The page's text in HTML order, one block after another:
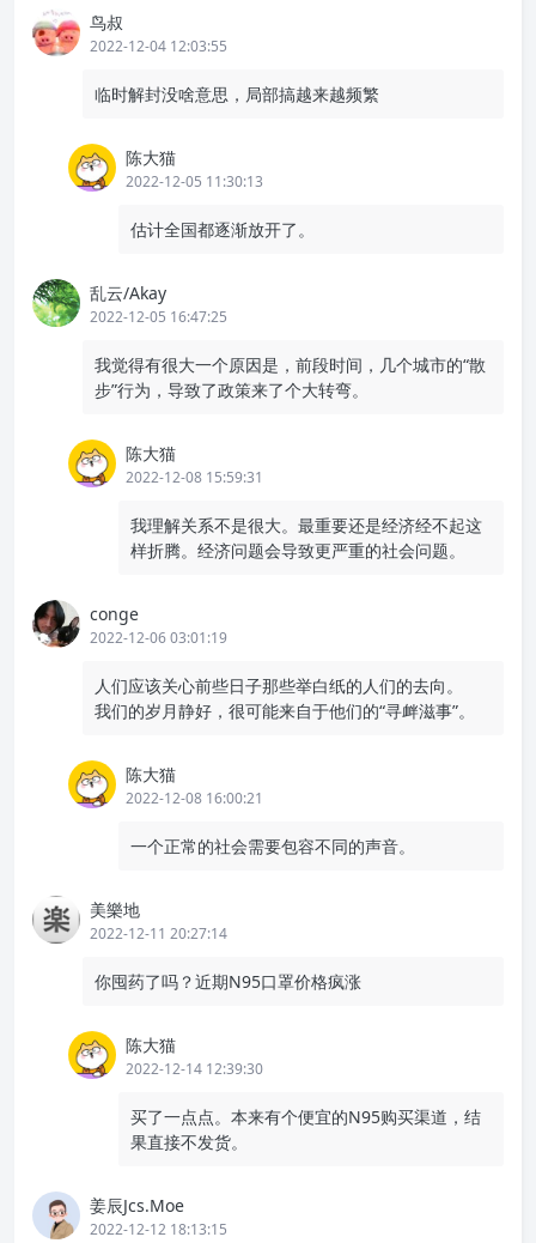
鸟叔
2022-12-04 12:03:55
临时解封没啥意思，局部搞越来越频繁
陈大猫
2022-12-05 11:30:13
估计全国都逐渐放开了。
乱云/Akay
2022-12-05 16:47:25
我觉得有很大一个原因是，前段时间，几个城市的“散
步”行为，导致了政策来了个大转弯。
陈大猫
2022-12-08 15:59:31
我理解关系不是很大。最重要还是经济经不起这
样折腾。经济问题会导致更严重的社会问题。
conge
2022-12-06 03:01:19
人们应该关心前些日子那些举白纸的人们的去向。
我们的岁月静好，很可能来自于他们的“寻衅滋事”。
陈大猫
2022-12-08 16:00:21
一个正常的社会需要包容不同的声音。
美樂地
2022-12-11 20:27:14
你囤药了吗？近期N95口罩价格疯涨
陈大猫
2022-12-14 12:39:30
买了一点点。本来有个便宜的N95购买渠道，结
果直接不发货。
姜辰Jcs.Moe
2022-12-12 18:13:15